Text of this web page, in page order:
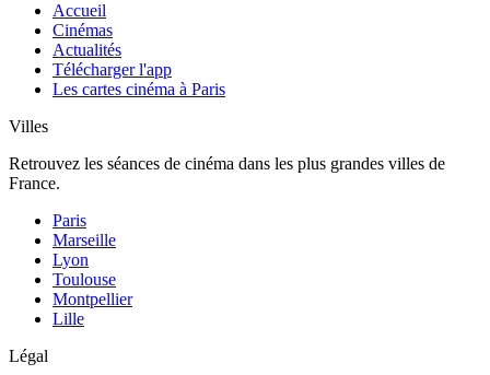
Accueil
Cinémas
Actualités
Télécharger l'app
Les cartes cinéma à Paris
Villes
Retrouvez les séances de cinéma dans les plus grandes villes de
France.
Paris
Marseille
Lyon
Toulouse
Montpellier
Lille
Légal